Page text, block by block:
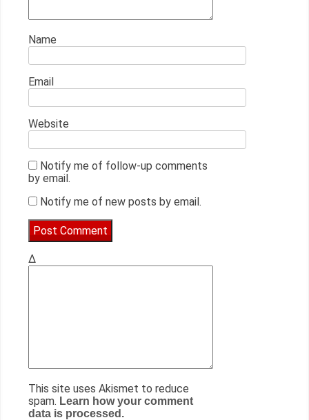
Name
Email
Website
Notify me of follow-up comments
by email.
Notify me of new posts by email.
Δ
This site uses Akismet to reduce
spam. Learn how your comment
data is processed.